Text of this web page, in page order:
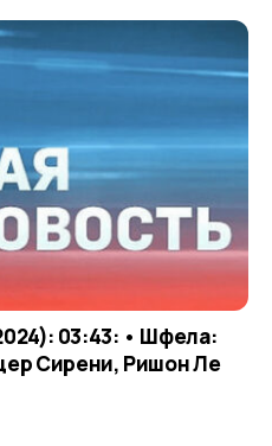
03:43: • Шфела:
Сирени, Ришон Ле